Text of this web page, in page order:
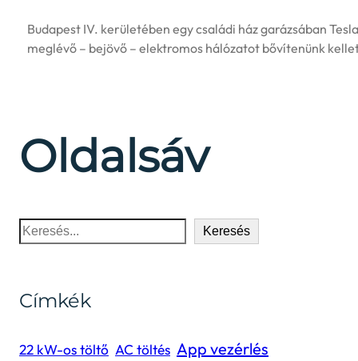
Budapest IV. kerületében egy családi ház garázsában
meglévő – bejövő – elektromos hálózatot bővítenünk
Oldalsáv
Keresés
Címkék
22 kW-os töltő AC töltés App vezérlés